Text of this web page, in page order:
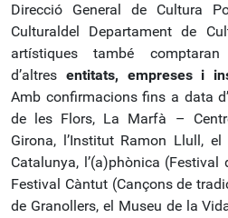
Direcció General de Cultura
Culturaldel Departament de
artístiques també comptaran
d’altres entitats, empreses i
Amb confirmacions fins a data
de les Flors, La Marfà –
Girona, l’Institut Ramon Llull,
Catalunya, l’(a)phònica
Festival Càntut (Cançons de
de Granollers, el Museu de la